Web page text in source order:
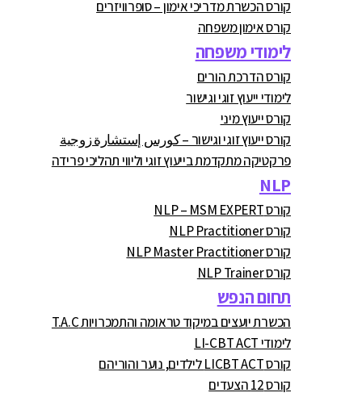
קורס הכשרת מדריכי אימון – סופרוויזרים
קורס אימון משפחה
לימודי משפחה
קורס הדרכת הורים
לימודי ייעוץ זוגי וגישור
קורס ייעוץ מיני
קורס ייעוץ זוגי וגישור – كورس إستشارة زوجية
פרקטיקה מתקדמת בייעוץ זוגי וליווי תהליכי פרידה
NLP
קורס NLP – MSM EXPERT
קורס NLP Practitioner
קורס NLP Master Practitioner
קורס NLP Trainer
תחום הנפש
הכשרת יועצים במיקוד טראומה והתמכרויות T.A.C
לימודי LI-CBT ACT
קורס LICBT ACT לילדים, נוער והוריהם
קורס 12 הצעדים